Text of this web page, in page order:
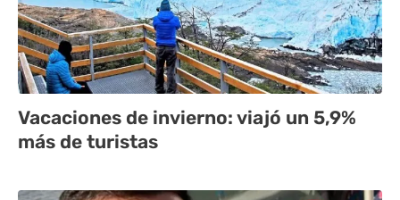
Vacaciones de invierno: viajó un 5,9%
más de turistas